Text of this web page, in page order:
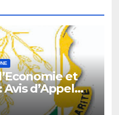
et
d’Appel
de